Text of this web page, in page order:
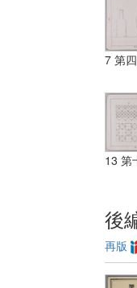
7 第
13 第
後
再版